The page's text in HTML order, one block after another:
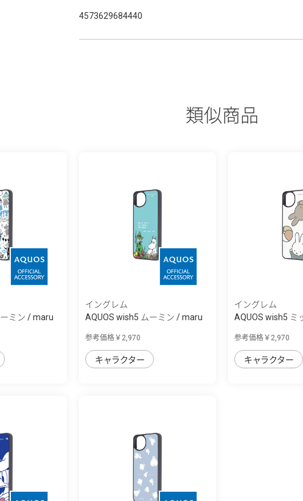
4573629684440
類似商品
ミン / maru
イングレム
AQUOS wish5 ムーミン / maru
参考価格￥2,970
キャラクター
イングレム
AQUOS wish5 ミ
参考価格￥2,970
キャラクター